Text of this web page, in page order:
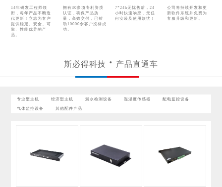
14年研发工程师领
衔，每年产品不断迭
代更新！立志为客户
提供稳定、安全、可
靠、性能优异的产
品。
拥有30多项专利资质
认证，确保产品质
量，高效交付，已帮
助10000余客户投标成
功。
7*24h无忧售后，24
小时快速响应，无任
何安装及使用烦忧！
公司将持续开发和更
新软件系统并免费为
客服升级和更新。
斯必得科技 产品直通车
专业型主机 经济型主机 漏水检测设备 温湿度传感器 配电监控设备
气体监控设备 其他配件产品